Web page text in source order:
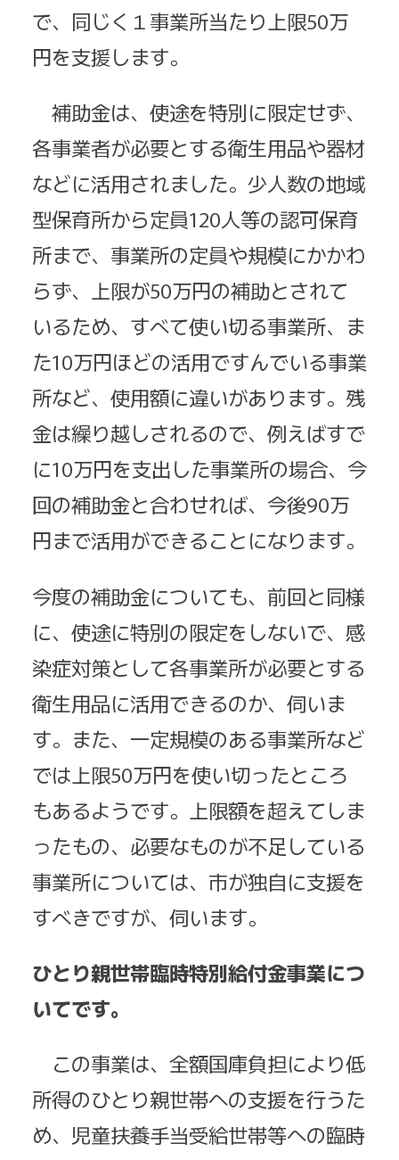
で、同じく１事業所当たり上限50万
円を支援します。
補助金は、使途を特別に限定せず、
各事業者が必要とする衛生用品や器材
などに活用されました。少人数の地域
型保育所から定員120人等の認可保育
所まで、事業所の定員や規模にかかわ
らず、上限が50万円の補助とされて
いるため、すべて使い切る事業所、ま
た10万円ほどの活用ですんでいる事業
所など、使用額に違いがあります。残
金は繰り越しされるので、例えばすで
に10万円を支出した事業所の場合、今
回の補助金と合わせれば、今後90万
円まで活用ができることになります。
今度の補助金についても、前回と同様
に、使途に特別の限定をしないで、感
染症対策として各事業所が必要とする
衛生用品に活用できるのか、伺いま
す。また、一定規模のある事業所など
では上限50万円を使い切ったところ
もあるようです。上限額を超えてしま
ったもの、必要なものが不足している
事業所については、市が独自に支援を
すべきですが、伺います。
ひとり親世帯臨時特別給付金事業につ
いてです。
この事業は、全額国庫負担により低
所得のひとり親世帯への支援を行うた
め、児童扶養手当受給世帯等への臨時